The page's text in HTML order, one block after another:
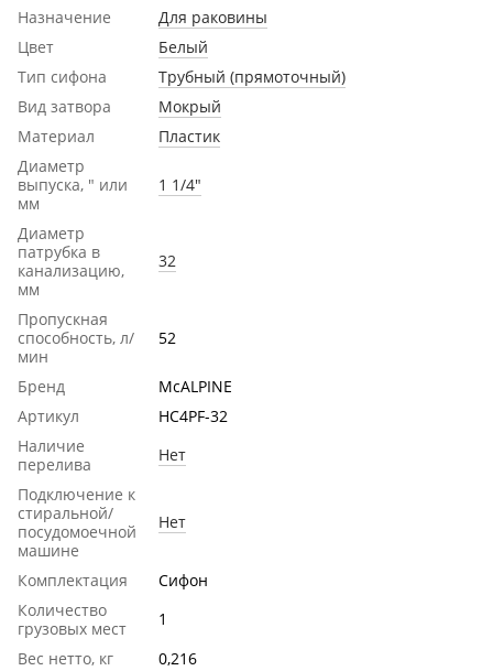
Назначение
Для раковины
Цвет
Белый
Тип сифона
Трубный (прямоточный)
Вид затвора
Мокрый
Материал
Пластик
Диаметр
выпуска, " или
мм
1 1/4"
Диаметр
патрубка в
канализацию,
мм
32
Пропускная
способность, л/
мин
52
Бренд
McALPINE
Артикул
HC4PF-32
Наличие
перелива
Нет
Подключение к
стиральной/
посудомоечной
машине
Нет
Комплектация
Сифон
Количество
грузовых мест
1
Вес нетто, кг
0,216